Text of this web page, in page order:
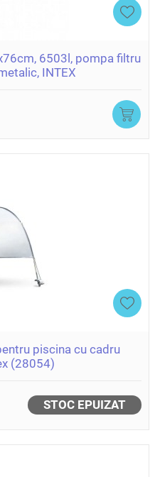
6503l, pompa filtru
INTEX
piscina cu cadru
(28054)
STOC EPUIZAT